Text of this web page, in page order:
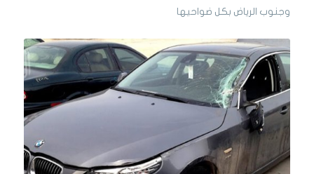
وجنوب الرياض بكل ضواحيها